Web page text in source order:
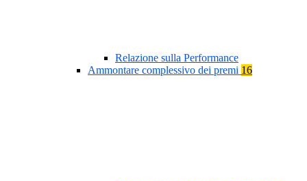
Relazione sulla Performance
Ammontare complessivo dei premi 16